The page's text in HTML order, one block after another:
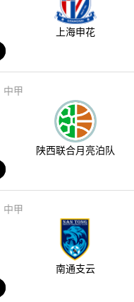
上海申花
中甲
陕西联合月亮泊队
中甲
南通支云